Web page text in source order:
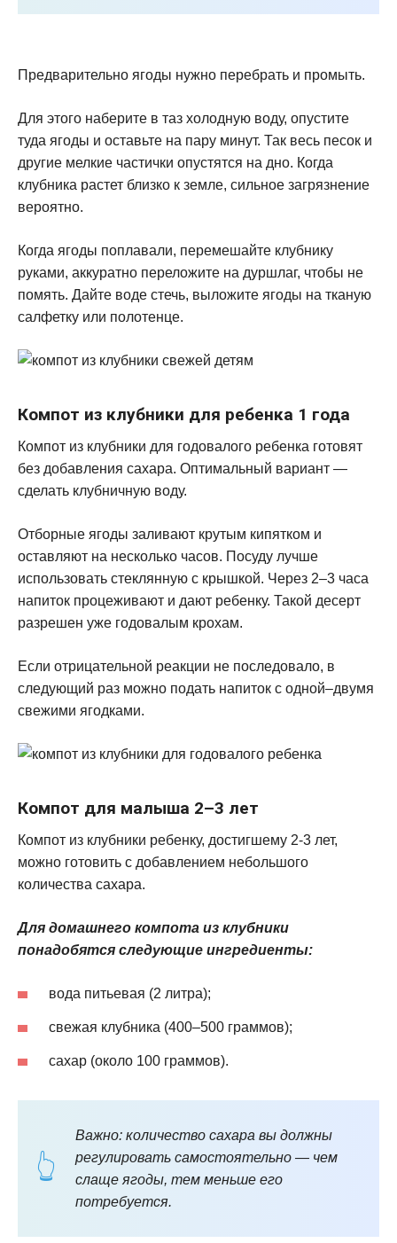
Предварительно ягоды нужно перебрать и промыть.
Для этого наберите в таз холодную воду, опустите
туда ягоды и оставьте на пару минут. Так весь песок и
другие мелкие частички опустятся на дно. Когда
клубника растет близко к земле, сильное загрязнение
вероятно.
Когда ягоды поплавали, перемешайте клубнику
руками, аккуратно переложите на дуршлаг, чтобы не
помять. Дайте воде стечь, выложите ягоды на тканую
салфетку или полотенце.
Компот из клубники для ребенка 1 года
Компот из клубники для годовалого ребенка готовят
без добавления сахара. Оптимальный вариант —
сделать клубничную воду.
Отборные ягоды заливают крутым кипятком и
оставляют на несколько часов. Посуду лучше
использовать стеклянную с крышкой. Через 2–3 часа
напиток процеживают и дают ребенку. Такой десерт
разрешен уже годовалым крохам.
Если отрицательной реакции не последовало, в
следующий раз можно подать напиток с одной–двумя
свежими ягодками.
Компот для малыша 2–3 лет
Компот из клубники ребенку, достигшему 2-3 лет,
можно готовить с добавлением небольшого
количества сахара.
Для домашнего компота из клубники
понадобятся следующие ингредиенты:
вода питьевая (2 литра);
свежая клубника (400–500 граммов);
сахар (около 100 граммов).
Важно: количество сахара вы должны
регулировать самостоятельно — чем
слаще ягоды, тем меньше его
потребуется.